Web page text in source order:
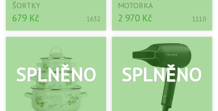
ŠORTKY
679 Kč 1632
MOTORKA
2 970 Kč 1110